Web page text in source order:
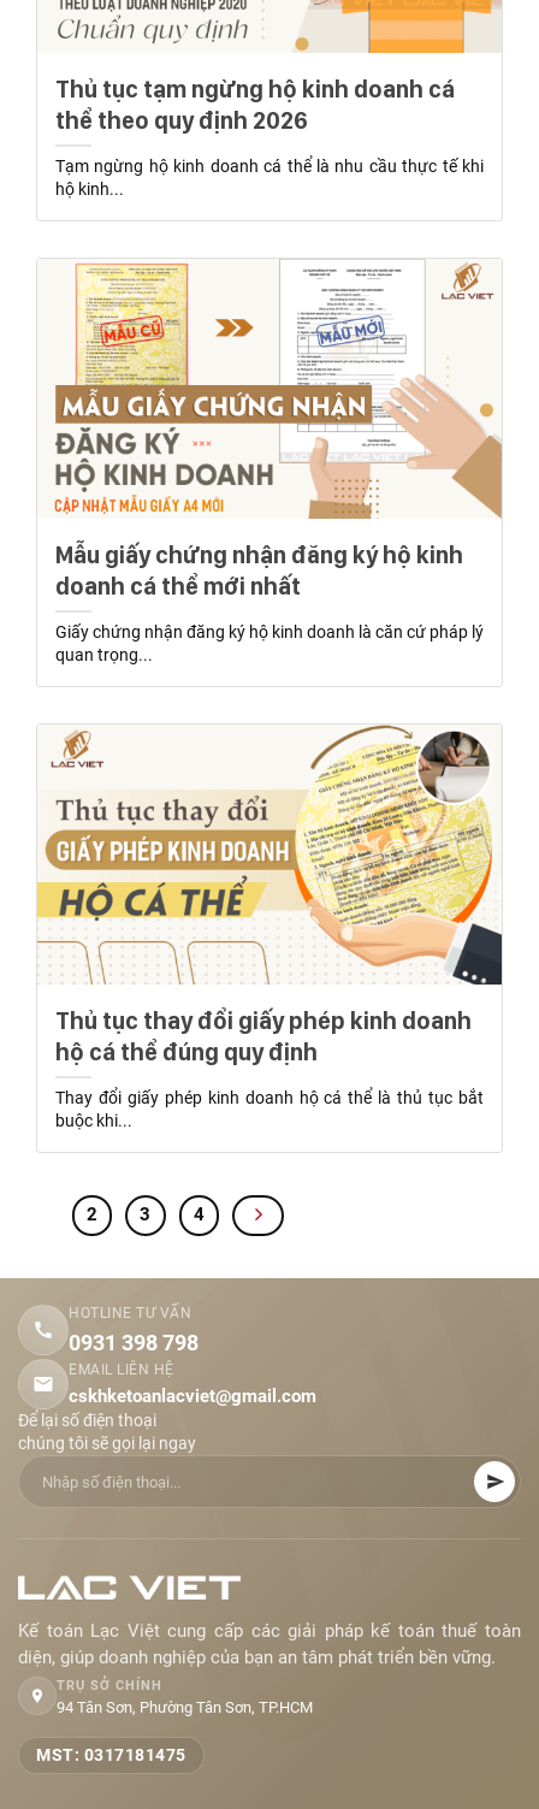
Thủ tục tạm ngừng hộ kinh doanh cá
thể theo quy định 2026
Tạm ngừng hộ kinh doanh cá thể là nhu cầu thực tế khi
hộ kinh...
Mẫu giấy chứng nhận đăng ký hộ kinh
doanh cá thể mới nhất
Giấy chứng nhận đăng ký hộ kinh doanh là căn cứ pháp lý
quan trọng...
Thủ tục thay đổi giấy phép kinh doanh
hộ cá thể đúng quy định
Thay đổi giấy phép kinh doanh hộ cá thể là thủ tục bắt
buộc khi...
2 3 4
HOTLINE TƯ VẤN
0931 398 798
EMAIL LIÊN HỆ
cskhketoanlacviet@gmail.com
Để lại số điện thoại
chúng tôi sẽ gọi lại ngay
Kế toán Lạc Việt cung cấp các giải pháp kế toán thuế toàn
diện, giúp doanh nghiệp của bạn an tâm phát triển bền vững.
TRỤ SỞ CHÍNH
94 Tân Sơn, Phường Tân Sơn, TP.HCM
MST: 0317181475